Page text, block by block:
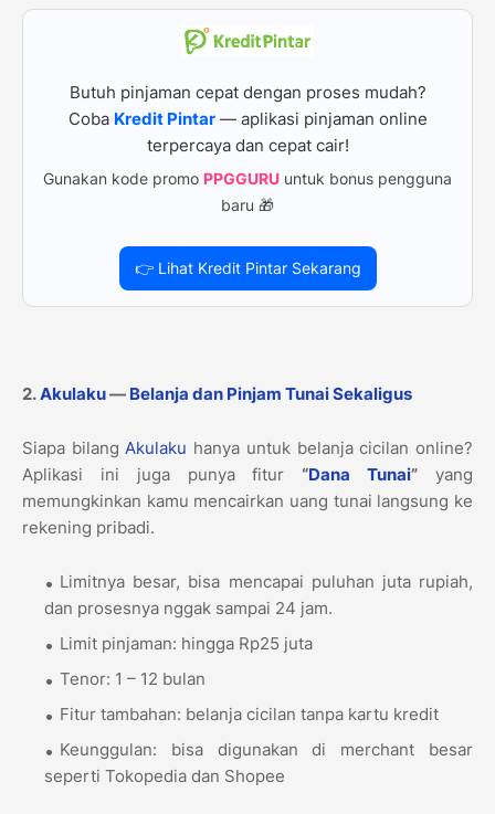
Butuh pinjaman cepat dengan proses mudah?
Coba Kredit Pintar— aplikasi pinjaman online
terpercaya dan cepat cair!
Gunakan kode promo PPGGURU untuk bonus pengguna
baru 🎁
👉 Lihat Kredit Pintar Sekarang
2.Akulaku— Belanja dan Pinjam Tunai Sekaligus
Siapa bilangAkulaku hanya untuk belanja cicilan online?
Aplikasi ini juga punya fitur“Dana Tunai” yang
memungkinkan kamu mencairkan uang tunai langsung ke
rekening pribadi.
Limitnya besar, bisa mencapai puluhan juta rupiah,
dan prosesnya nggak sampai 24 jam.
Limit pinjaman: hingga Rp25 juta
Tenor: 1 – 12 bulan
Fitur tambahan: belanja cicilan tanpa kartu kredit
Keunggulan: bisa digunakan di merchant besar
seperti Tokopedia dan Shopee